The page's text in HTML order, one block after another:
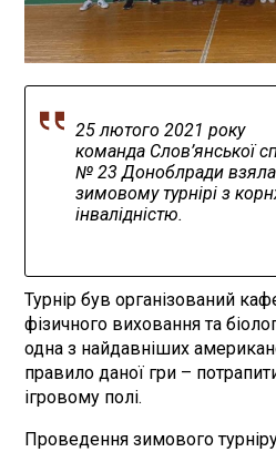
25 лютого 2021 року
команда Слов’янської
№ 23 Доноблради взяла
зимовому турнірі з
інвалідністю.
Турнір був організований
фізичного виховання та
одна з найдавніших
правило даної гри –
ігровому полі.
Проведення зимового